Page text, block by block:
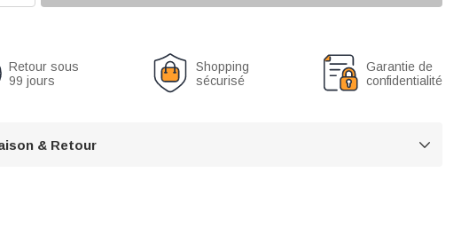
Retour sous
99 jours
Shopping
sécurisé
Garantie de
confidentialité
& Retour 